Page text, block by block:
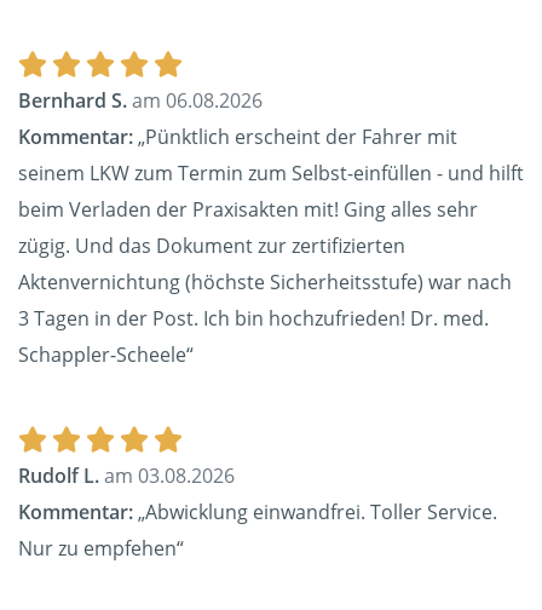
Bernhard S.am 06.08.2026
Kommentar:„Pünktlich erscheint der Fahrer mit
seinem LKW zum Termin zum Selbst-einfüllen - und hilft
beim Verladen der Praxisakten mit! Ging alles sehr
zügig. Und das Dokument zur zertifizierten
Aktenvernichtung (höchste Sicherheitsstufe) war nach
3 Tagen in der Post. Ich bin hochzufrieden! Dr. med.
Schappler-Scheele“
Rudolf L.am 03.08.2026
Kommentar:„Abwicklung einwandfrei. Toller Service.
Nur zu empfehen“